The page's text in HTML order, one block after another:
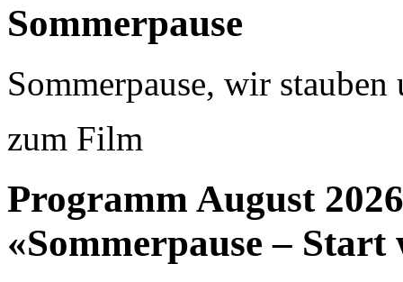
Sommerpause
Sommerpause, wir
zum Film
Programm August 2026
«Sommerpause – Start